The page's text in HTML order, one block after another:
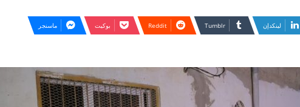
لينكدإن بوكيت ماسنجر